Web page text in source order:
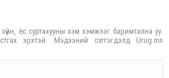
ёс суртахууны хэм хэмжээг баримтална уу.
эрхтэй. Мэдээний сэтгэгдэлд Urug.mn